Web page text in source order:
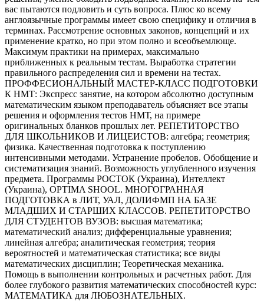
вас пытаются подловить и суть вопроса. Плюс ко всему
англоязычные программы имеет свою специфику и отличия в
терминах. Рассмотрение основных законов, концепций и их
применение кратко, но при этом полно и всеобъемлюще.
Максимум практики на примерах, максимально
приближенных к реальным тестам. Выработка стратегии
правильного распределения сил и времени на тестах.
ПРОФФЕСИОНАЛЬНЫЙ МАСТЕР-КЛАСС ПОДГОТОВКИ
К НМТ: Экспресс занятие, на котором абсолютно доступным
математическим языком преподаватель объясняет все этапы
решения и оформления тестов НМТ, на примере
оригинальных бланков прошлых лет. РЕПЕТИТОРСТВО
ДЛЯ ШКОЛЬНИКОВ И ЛИЦЕИСТОВ: алгебра; геометрия;
физика. Качественная подготовка к поступлению
интенсивными методами. Устранение пробелов. Обобщение и
систематизация знаний. Возможность углубленного изучения
предмета. Программы РОСТОК (Украина), Интеллект
(Украина), OPTIMA SHOOL. МНОГОГРАННАЯ
ПОДГОТОВКА в ЛИТ, УАЛ, ДОЛИФМП НА БАЗЕ
МЛАДШИХ И СТАРШИХ КЛАССОВ. РЕПЕТИТОРСТВО
ДЛЯ СТУДЕНТОВ ВУЗОВ: высшая математика;
математический анализ; дифференциальные уравнения;
линейная алгебра; аналитическая геометрия; теория
вероятностей и математическая статистика; все виды
математических дисциплин; Теоретическая механика.
Помощь в выполнении контрольных и расчетных работ. Для
более глубокого развития математических способностей курс:
МАТЕМАТИКА для ЛЮБОЗНАТЕЛЬНЫХ.